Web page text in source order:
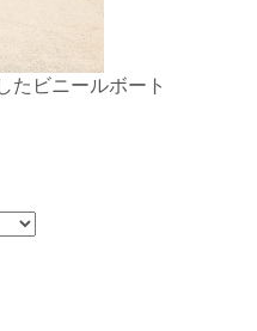
たビニールボート